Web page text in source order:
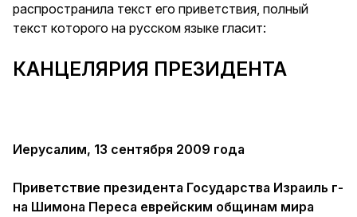
распространила текст его приветствия, полный
текст которого на русском языке гласит:
КАНЦЕЛЯРИЯ ПРЕЗИДЕНТА
Иерусалим, 13 сентября 2009 года
Приветствие президента Государства Израиль г-
на Шимона Переса еврейским общинам мира